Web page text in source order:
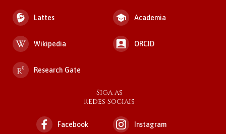
Lattes Academia
Wikipedia ORCID
Research Gate
Siga as
Redes Sociais
Facebook Instagram